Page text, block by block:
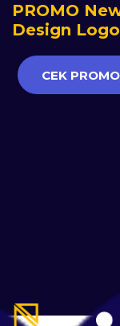
PROMO
Design Logo
CEK PROMO